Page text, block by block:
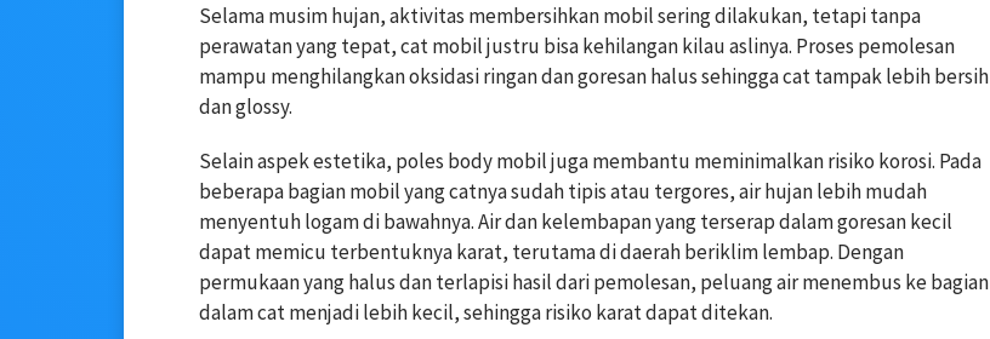
Selama musim hujan, aktivitas membersihkan mobil sering dilakukan, tetapi tanpa
perawatan yang tepat, cat mobil justru bisa kehilangan kilau aslinya. Proses pemolesan
mampu menghilangkan oksidasi ringan dan goresan halus sehingga cat tampak lebih bersih
dan glossy.
Selain aspek estetika, poles body mobil juga membantu meminimalkan risiko korosi. Pada
beberapa bagian mobil yang catnya sudah tipis atau tergores, air hujan lebih mudah
menyentuh logam di bawahnya. Air dan kelembapan yang terserap dalam goresan kecil
dapat memicu terbentuknya karat, terutama di daerah beriklim lembap. Dengan
permukaan yang halus dan terlapisi hasil dari pemolesan, peluang air menembus ke bagian
dalam cat menjadi lebih kecil, sehingga risiko karat dapat ditekan.